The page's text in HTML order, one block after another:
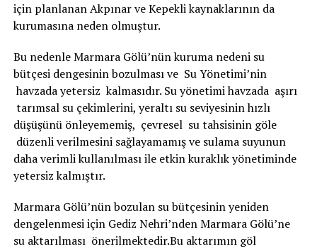
için planlanan Akpınar ve Kepekli kaynaklarının da
kurumasına neden olmuştur.
Bu nedenle Marmara Gölü’nün kuruma nedeni su
bütçesi dengesinin bozulması ve Su Yönetimi’nin
havzada yetersiz kalmasıdır. Su yönetimi havzada aşırı
tarımsal su çekimlerini, yeraltı su seviyesinin hızlı
düşüşünü önleyememiş, çevresel su tahsisinin göle
düzenli verilmesini sağlayamamış ve sulama suyunun
daha verimli kullanılması ile etkin kuraklık yönetiminde
yetersiz kalmıştır.
Marmara Gölü’nün bozulan su bütçesinin yeniden
dengelenmesi için Gediz Nehri’nden Marmara Gölü’ne
su aktarılması önerilmektedir.Bu aktarımın göl